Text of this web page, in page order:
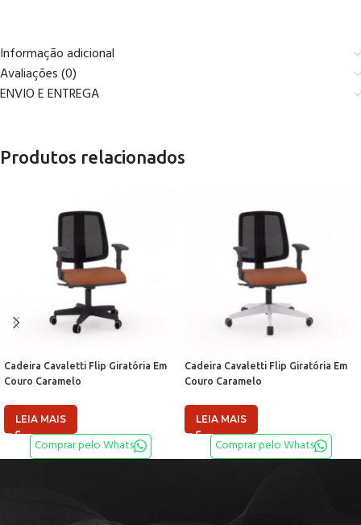
Informação adicional
Avaliações (0)
ENVIO E ENTREGA
Produtos relacionados
Cadeira Cavaletti Flip Giratória Em
Couro Caramelo
LEIA MAIS
Comprar pelo Whats
Cadeira Cavaletti Flip Giratória Em
Couro Caramelo
LEIA MAIS
Comprar pelo Whats